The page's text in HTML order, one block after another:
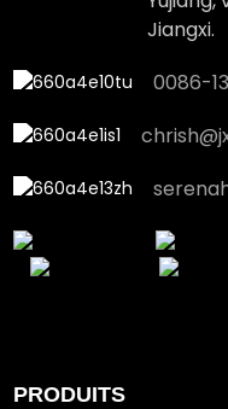
Jiangxi.
0086-
PRODUITS